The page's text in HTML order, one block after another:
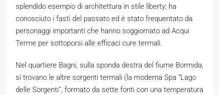
splendido esempio di architettura in stile liberty; ha
conosciuto i fasti del passato ed è stato frequentato da
personaggi importanti che hanno soggiornato ad Acqui
Terme per sottoporsi alle efficaci cure termali.
Nel quartiere Bagni, sulla sponda destra del fiume Bormida,
si trovano le altre sorgenti termali (la moderna Spa “Lago
delle Sorgenti”, formato da sette fonti con una temperatura